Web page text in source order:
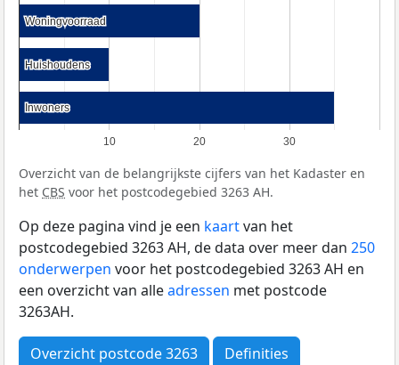
10 20 30
Woningvoorraad
Woningvoorraad
Huishoudens
Huishoudens
Inwoners
Inwoners
Overzicht van de belangrijkste cijfers van het Kadaster en
het CBS voor het postcodegebied 3263 AH.
Op deze pagina vind je een kaartvan het
postcodegebied 3263 AH, de data over meer dan 250
onderwerpen voor het postcodegebied 3263 AH en
een overzicht van alleadressen met postcode
3263AH.
Overzicht postcode 3263 Definities